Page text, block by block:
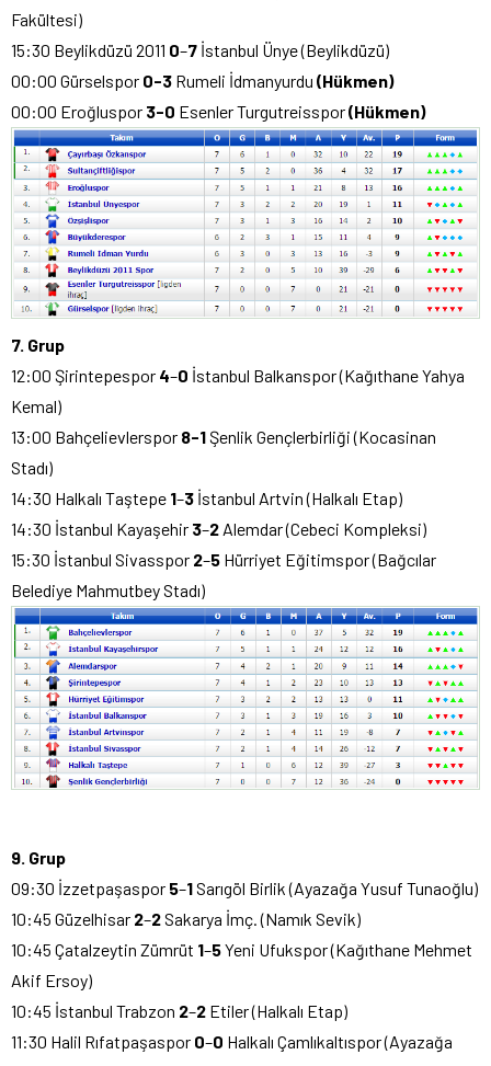
Fakültesi)
15:30 Beylikdüzü 2011 0–7 İstanbul Ünye (Beylikdüzü)
00:00 Gürselspor 0-3 Rumeli İdmanyurdu (Hükmen)
00:00 Eroğluspor 3-0 Esenler Turgutreisspor(Hükmen)
7. Grup
12:00 Şirintepespor 4–0 İstanbul Balkanspor (Kağıthane Yahya
Kemal)
13:00 Bahçelievlerspor 8-1Şenlik Gençlerbirliği (Kocasinan
Stadı)
14:30 Halkalı Taştepe 1–3 İstanbul Artvin (Halkalı Etap)
14:30 İstanbul Kayaşehir 3–2 Alemdar (Cebeci Kompleksi)
15:30 İstanbul Sivasspor 2–5 Hürriyet Eğitimspor (Bağcılar
Belediye Mahmutbey Stadı)
9. Grup
09:30 İzzetpaşaspor 5–1Sarıgöl Birlik (Ayazağa Yusuf Tunaoğlu)
10:45 Güzelhisar 2–2Sakarya İmç. (Namık Sevik)
10:45 Çatalzeytin Zümrüt 1–5Yeni Ufukspor (Kağıthane Mehmet
Akif Ersoy)
10:45 İstanbul Trabzon 2–2 Etiler (Halkalı Etap)
11:30 Halil Rıfatpaşaspor 0–0 Halkalı Çamlıkaltıspor (Ayazağa